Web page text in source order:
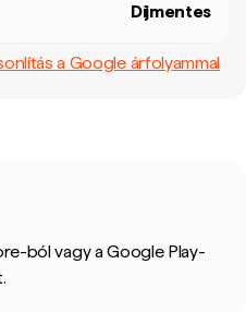
Díjmentes
a Google árfolyammal
ból vagy a Google Play-